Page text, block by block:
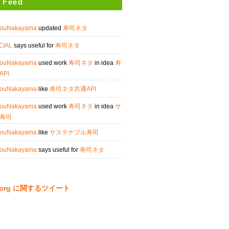
Feed
updated 寿司ネタ
says useful for 寿司ネタ
used work 寿司ネタ in idea 寿
like 寿司ネタ共通API
used work 寿司ネタ in idea サ
司
like サステナブル寿司
says useful for 寿司ネタ
に関するツイート